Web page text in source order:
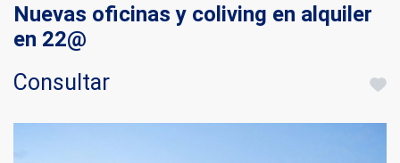
Nuevas oficinas y coliving en alquiler
en 22@
Consultar